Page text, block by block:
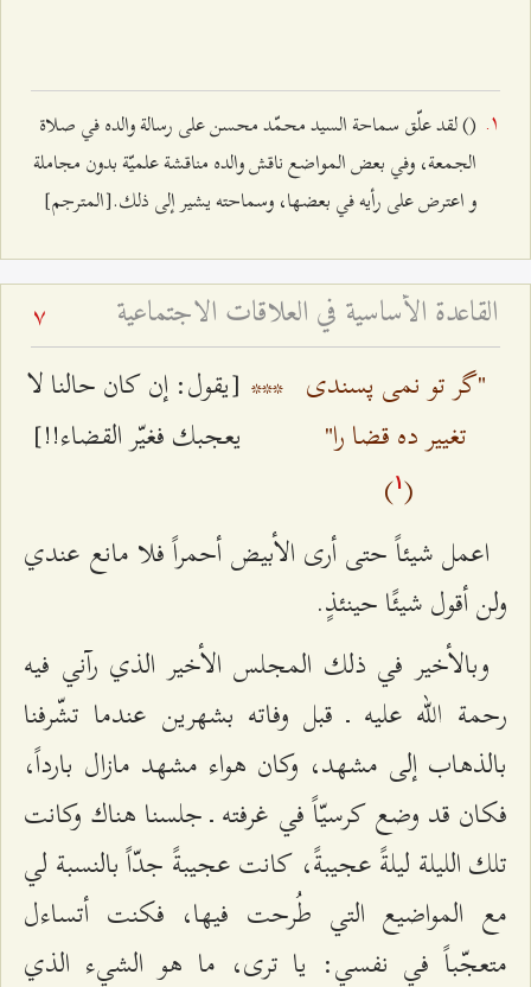
() لقد علّق سماحة السيد محمّد محسن على رسالة والده في صلاة
الجمعة، وفي بعض المواضع ناقش والده مناقشة علميّة بدون مجاملة
و اعترض على رأيه في بعضها، وسماحته يشير إلى ذلك.[المترجم]
القاعدة الأساسية في العلاقات الاجتماعية 7
"گر تو نمى پسندی
تغيير ده قضا را"
(۱)
*** [يقول: إن كان حالنا لا
يعجبك فغيّر القضاء!!]
اعمل شيئاً حتى أرى الأبيض أحمراً فلا مانع عندي
ولن أقول شيئًا حينئذٍ.
وبالأخير في ذلك المجلس الأخير الذي رآني فيه
رحمة الله عليه ـ قبل وفاته بشهرين عندما تشّرفنا
بالذهاب إلى مشهد، وكان هواء مشهد مازال بارداً،
فكان قد وضع كرسيّاً في غرفته ـ جلسنا هناك وكانت
تلك الليلة ليلةً عجيبةً، كانت عجيبةً جدّاً بالنسبة لي
مع المواضيع التي طُرحت فيها، فكنت أتساءل
متعجّباً في نفسي: يا ترى، ما هو الشيء الذي